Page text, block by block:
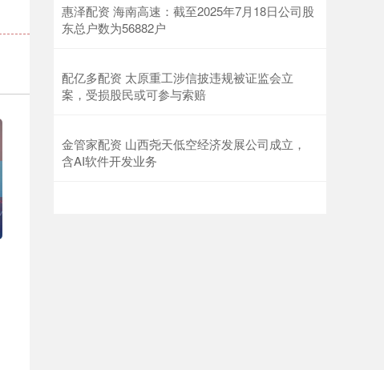
惠泽配资 海南高速：截至2025年7月18日公司股
东总户数为56882户
配亿多配资 太原重工涉信披违规被证监会立
案，受损股民或可参与索赔
金管家配资 山西尧天低空经济发展公司成立，
含AI软件开发业务